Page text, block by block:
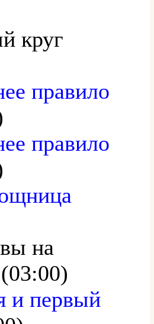
круг
правило
правило
на
и первый